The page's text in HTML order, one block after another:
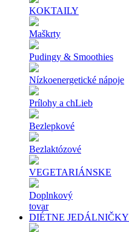
KOKTAILY
Maškrty
Pudingy & Smoothies
Nízkoenergetické nápoje
Prílohy a chLieb
Bezlepkové
Bezlaktózové
VEGETARIÁNSKE
Doplnkový
tovar
DIÉTNE JEDÁLNIČKY